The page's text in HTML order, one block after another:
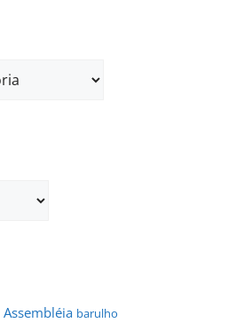
Assembléia barulho